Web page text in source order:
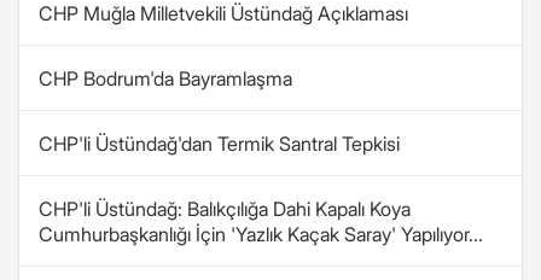
CHP Muğla Milletvekili Üstündağ Açıklaması
CHP Bodrum'da Bayramlaşma
CHP'li Üstündağ'dan Termik Santral Tepkisi
CHP'li Üstündağ: Balıkçılığa Dahi Kapalı Koya
Cumhurbaşkanlığı İçin 'Yazlık Kaçak Saray' Yapılıyor...